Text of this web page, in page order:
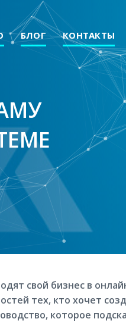
БЛОГ КОНТАКТЫ
свой бизнес в
тех, кто хочет
которое